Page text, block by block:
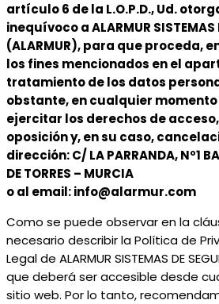
artículo 6 de la L.O.P.D., Ud.
inequívoco a ALARMUR SISTEMAS
(ALARMUR), para que proceda,
los fines mencionados en el
tratamiento de los datos
obstante, en cualquier
ejercitar los derechos de
oposición y, en su caso,
dirección: C/ LA PARRANDA, Nº1
DE TORRES – MURCIA
o al email: info@alarmur.com
Como se puede observar en la
necesario describir la Política de
Legal de ALARMUR SISTEMAS DE
que deberá ser accesible desde
sitio web. Por lo tanto,